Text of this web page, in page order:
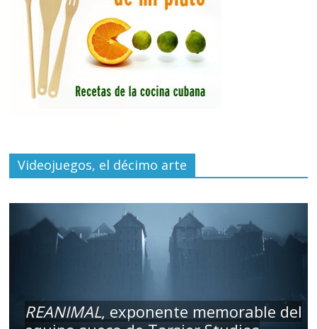
Videojuegos, el décimo arte
REANIMAL, exponente memorable del